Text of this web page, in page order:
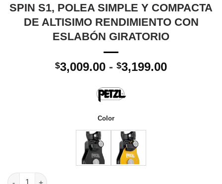
SPIN S1, POLEA SIMPLE Y COMPACTA
DE ALTISIMO RENDIMIENTO CON
ESLABÓN GIRATORIO
$3,009.00 - $3,199.00Rango
Color
SPIN S1, POLEA SIMPLE Y COMPACTA DE ALTISIMO